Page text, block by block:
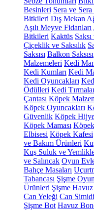
Besinleri Sera ve
Bitkileri Dış Mekan
Aşılı Meyve Fidanları
Bitkileri Kaktüs
Çiçeklik ve Saksılık
Saksısı Balkon Saksısı
Malzemeleri Kedi
Kedi Kumları Kedi
Kedi Oyuncakları
Ödülleri Kedi
Çantası Köpek
Köpek Oyuncakları
Güvenlik Köpek
Köpek Maması
Elbisesi Köpek Kafesi
ve Bakım Ürünleri
Kuş Suluk ve
ve Salıncak Oyun
Bahçe Masaları
Tabancası Şişme
Ürünleri Şişme Havuz
Can Yeleği Can
Şişme Bot Havuz